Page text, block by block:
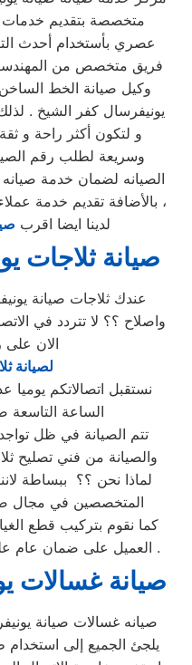
متخصصة بتقديم خدمات
عصري بأستخدام أحدث
فريق متخصص من
وكيل صيانة الخط
يونيفرسال كفر الشيخ .
و لتكون أكثر راحة و
وسريعة لطلب رقم
الصيانه لضمان خدمة
، بالأضافة تقديم خدمة
لدينا ايضا اقرب
صيانة ثلاجات
عندك ثلاجات صيانة
واصلاح ؟؟ لا تتردد في
الان على
لصيانة
نستقبل اتصالاتكم يوميا
الساعة التاسعة
والصيانة من فني تصليح
لماذا نحن ؟؟ ببساطة
المتخصصين في مجال
كما نقوم بتركيب قطع
العميل على ضمان عام على الاصلاح وقطع الغيار المستبدلة .
صيانة غسالات
صيانه غسالات صيانة
يلجئ الجميع إلى استخدام